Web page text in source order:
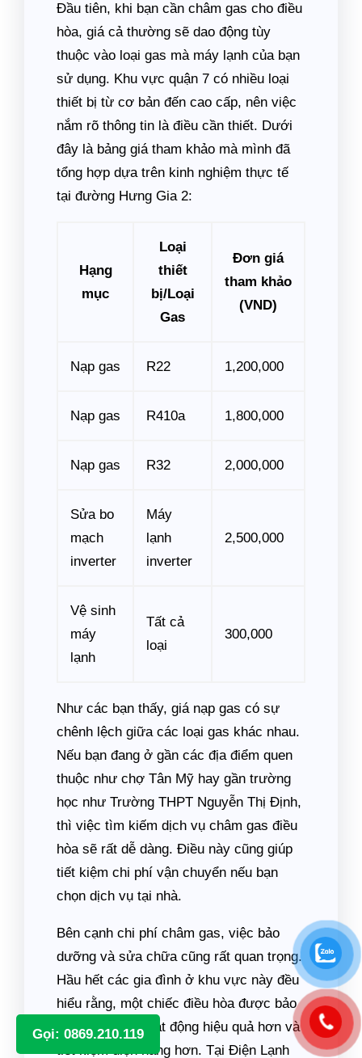
Gọi: 0869.210.119
Đầu tiên, khi bạn cần châm gas cho điều
hòa, giá cả thường sẽ dao động tùy
thuộc vào loại gas mà máy lạnh của bạn
sử dụng. Khu vực quận 7 có nhiều loại
thiết bị từ cơ bản đến cao cấp, nên việc
nắm rõ thông tin là điều cần thiết. Dưới
đây là bảng giá tham khảo mà mình đã
tổng hợp dựa trên kinh nghiệm thực tế
tại đường Hưng Gia 2:
Hạng
mục
Loại
thiết
bị/Loại
Gas
Đơn giá
tham khảo
(VND)
Nạp gas R22 1,200,000
Nạp gas R410a 1,800,000
Nạp gas R32 2,000,000
Sửa bo
mạch
inverter
Máy
lạnh
inverter
2,500,000
Vệ sinh
máy
lạnh
Tất cả
loại
300,000
Như các bạn thấy, giá nạp gas có sự
chênh lệch giữa các loại gas khác nhau.
Nếu bạn đang ở gần các địa điểm quen
thuộc như chợ Tân Mỹ hay gần trường
học như Trường THPT Nguyễn Thị Định,
thì việc tìm kiếm dịch vụ châm gas điều
hòa sẽ rất dễ dàng. Điều này cũng giúp
tiết kiệm chi phí vận chuyển nếu bạn
chọn dịch vụ tại nhà.
Bên cạnh chi phí châm gas, việc bảo
dưỡng và sửa chữa cũng rất quan trọng.
Hầu hết các gia đình ở khu vực này đều
hiểu rằng, một chiếc điều hòa được bảo
trì định kỳ sẽ hoạt động hiệu quả hơn và
tiết kiệm điện năng hơn. Tại Điện Lạnh